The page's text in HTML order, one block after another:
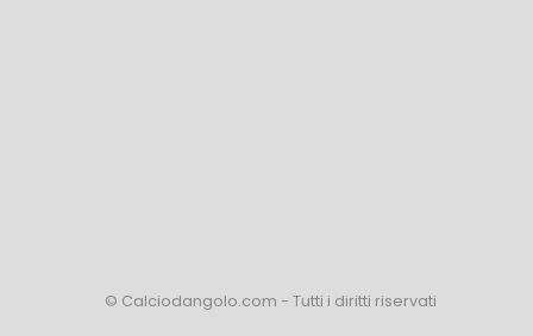
© Calciodangolo.com - Tutti i diritti riservati